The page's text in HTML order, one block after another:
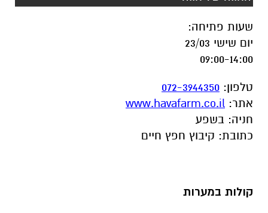
שעות פתיחה:
יום שישי 23/03
09:00-14:00
טלפון:
072-3944350
אתר:
www.havafarm.co.il
חניה: בשפע
כתובת: קיבוץ חפץ חיים
קולות במערות